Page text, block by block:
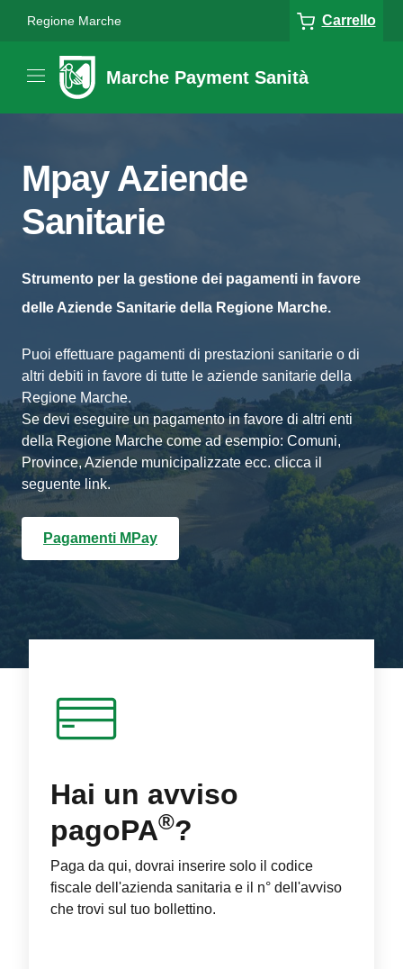
Regione Marche Carrello
Marche Payment Sanità
Mpay Aziende
Sanitarie
Strumento per la gestione dei pagamenti in favore
delle Aziende Sanitarie della Regione Marche.
Puoi effettuare pagamenti di prestazioni sanitarie o di
altri debiti in favore di tutte le aziende sanitarie della
Regione Marche.
Se devi eseguire un pagamento in favore di altri enti
della Regione Marche come ad esempio: Comuni,
Province, Aziende municipalizzate ecc. clicca il
seguente link.
Pagamenti MPay
Hai un avviso
pagoPA®?
Paga da qui, dovrai inserire solo il codice
fiscale dell'azienda sanitaria e il n° dell'avviso
che trovi sul tuo bollettino.